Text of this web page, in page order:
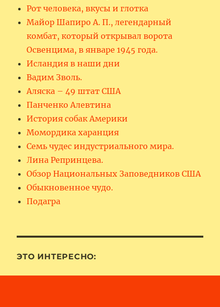
Рот человека, вкусы и глотка
Майор Шапиро А. П., легендарный
комбат, который открывал ворота
Освенцима, в январе 1945 года.
Исландия в наши дни
Вадим Зволь.
Аляска – 49 штат США
Панченко Алевтина
История собак Америки
Момордика харанция
Семь чудес индустриального мира.
Лина Репринцева.
Обзор Национальных Заповедников США
Обыкновенное чудо.
Подагра
ЭТО ИНТЕРЕСНО: